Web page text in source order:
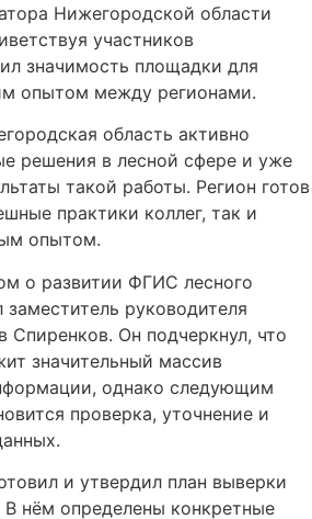
Нижегородской области
участников
значимость площадки для
опытом между регионами.
область активно
решения в лесной сфере и уже
такой работы. Регион готов
практики коллег, так и
опытом.
о развитии ФГИС лесного
руководителя
Спиренков. Он подчеркнул, что
значительный массив
однако следующим
проверка, уточнение и
и утвердил план выверки
нём определены конкретные